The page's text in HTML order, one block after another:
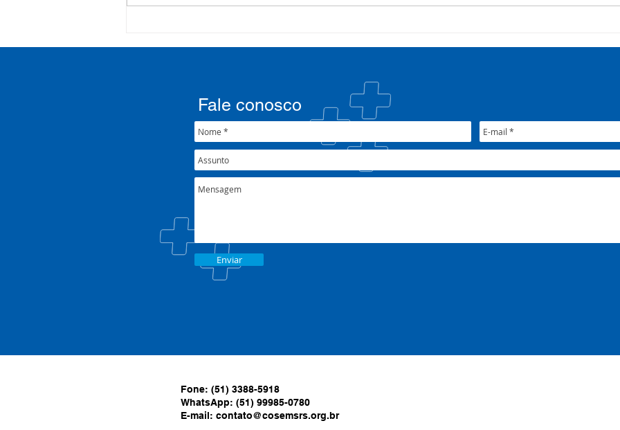
001/2022
#oSUSquefazemos
Enviar
Fale conosco
Fone: (51) 3388-5918
WhatsApp: (51) 99985-0780
E-mail: contato@cosemsrs.org.br